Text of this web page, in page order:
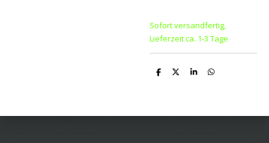
Sofort versandfertig,
Lieferzeit ca. 1-3 Tage
T
n
T
n
T
n
T
n